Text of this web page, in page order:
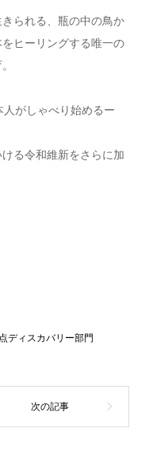
られる、瓶の中の鳥か
ヒーリングする唯一の
がしゃべり始めるー
る令和維新をさらに加
ディスカバリー部門